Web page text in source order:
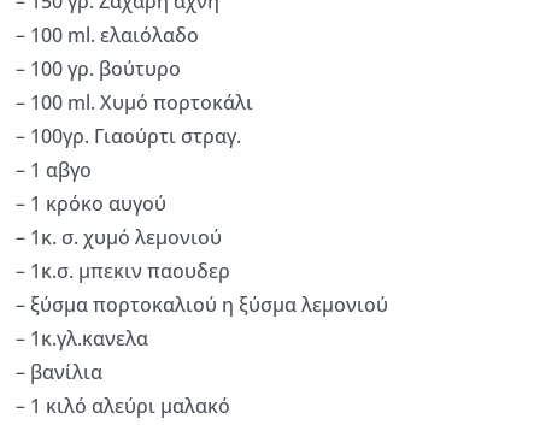
– 100 ml. ελαιόλαδο
– 100 γρ. βούτυρο
– 100 ml. Χυμό πορτοκάλι
– 100γρ. Γιαούρτι στραγ.
– 1 αβγο
– 1 κρόκο αυγού
– 1κ. σ. χυμό λεμονιού
– 1κ.σ. μπεκιν παουδερ
– ξύσμα πορτοκαλιού η ξύσμα λεμονιού
– 1κ.γλ.κανελα
– βανίλια
– 1 κιλό αλεύρι μαλακό